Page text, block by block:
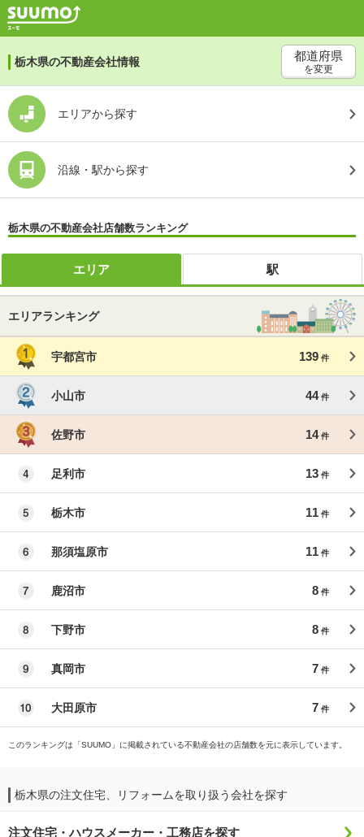
栃木県の不動産会社情報 都道府県
を変更
エリアから探す
沿線・駅から探す
栃木県の不動産会社店舗数ランキング
エリア 駅
エリアランキング
宇都宮市 139 件
小山市 44件
佐野市 14件
足利市 13 件
栃木市 11 件
那須塩原市 11 件
鹿沼市 8 件
下野市 8 件
真岡市 7 件
大田原市 7 件
このランキングは「SUUMO」に掲載されている不動産会社の店舗数を元に表示しています。
栃木県の注文住宅、リフォームを取り扱う会社を探す
注文住宅・ハウスメーカー・工務店を探す